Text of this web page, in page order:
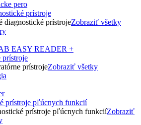
prístroje
diagnostické prístrojeZobraziť všetky
prístroje
prístrojeZobraziť všetky
prístroje pľúcnych funkcií
prístroje pľúcnych funkciíZobraziť